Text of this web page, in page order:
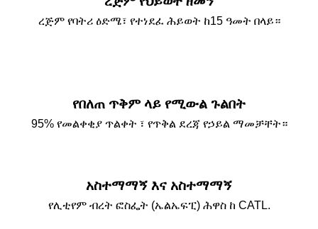
ረጅም የባትሪ ዕድሜ፣ የተነደፈ ሕይወት ከ15 ዓመት በላይ።
የበለጠ ጥቅም ላይ የሚውል ጉልበት
95% የመልቀቂያ ጥልቀት ፣ የጥቅል ደረጃ የኃይል ማመቻቸት።
አስተማማኝ እና አስተማማኝ
የሊቲየም ብረት ፎስፌት (ኤልኤፍፒ) ሕዋስ ከ CATL.